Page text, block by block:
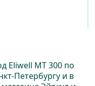
Eliwell МТ 300 по
Петербургу и в